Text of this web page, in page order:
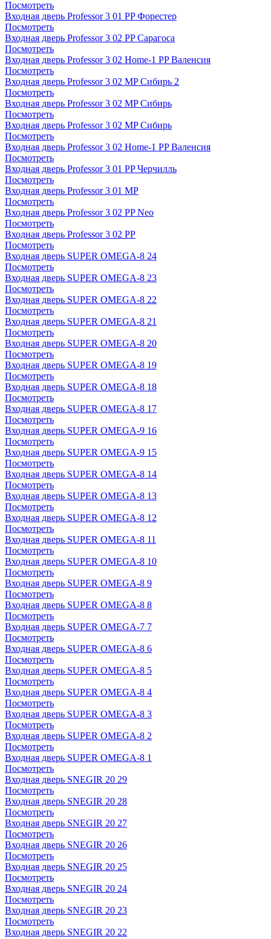
Посмотреть
Входная дверь Professor 3 01 PP Форестер
Посмотреть
Входная дверь Professor 3 02 PP Сарагоса
Посмотреть
Входная дверь Professor 3 02 Home-1 PP Валенсия
Посмотреть
Входная дверь Professor 3 02 MP Сибирь 2
Посмотреть
Входная дверь Professor 3 02 MP Сибирь
Посмотреть
Входная дверь Professor 3 02 MP Сибирь
Посмотреть
Входная дверь Professor 3 02 Home-1 PP Валенсия
Посмотреть
Входная дверь Professor 3 01 PP Черчилль
Посмотреть
Входная дверь Professor 3 01 MP
Посмотреть
Входная дверь Professor 3 02 PP Neo
Посмотреть
Входная дверь Professor 3 02 PP
Посмотреть
Входная дверь SUPER OMEGA-8 24
Посмотреть
Входная дверь SUPER OMEGA-8 23
Посмотреть
Входная дверь SUPER OMEGA-8 22
Посмотреть
Входная дверь SUPER OMEGA-8 21
Посмотреть
Входная дверь SUPER OMEGA-8 20
Посмотреть
Входная дверь SUPER OMEGA-8 19
Посмотреть
Входная дверь SUPER OMEGA-8 18
Посмотреть
Входная дверь SUPER OMEGA-8 17
Посмотреть
Входная дверь SUPER OMEGA-9 16
Посмотреть
Входная дверь SUPER OMEGA-9 15
Посмотреть
Входная дверь SUPER OMEGA-8 14
Посмотреть
Входная дверь SUPER OMEGA-8 13
Посмотреть
Входная дверь SUPER OMEGA-8 12
Посмотреть
Входная дверь SUPER OMEGA-8 11
Посмотреть
Входная дверь SUPER OMEGA-8 10
Посмотреть
Входная дверь SUPER OMEGA-8 9
Посмотреть
Входная дверь SUPER OMEGA-8 8
Посмотреть
Входная дверь SUPER OMEGA-7 7
Посмотреть
Входная дверь SUPER OMEGA-8 6
Посмотреть
Входная дверь SUPER OMEGA-8 5
Посмотреть
Входная дверь SUPER OMEGA-8 4
Посмотреть
Входная дверь SUPER OMEGA-8 3
Посмотреть
Входная дверь SUPER OMEGA-8 2
Посмотреть
Входная дверь SUPER OMEGA-8 1
Посмотреть
Входная дверь SNEGIR 20 29
Посмотреть
Входная дверь SNEGIR 20 28
Посмотреть
Входная дверь SNEGIR 20 27
Посмотреть
Входная дверь SNEGIR 20 26
Посмотреть
Входная дверь SNEGIR 20 25
Посмотреть
Входная дверь SNEGIR 20 24
Посмотреть
Входная дверь SNEGIR 20 23
Посмотреть
Входная дверь SNEGIR 20 22